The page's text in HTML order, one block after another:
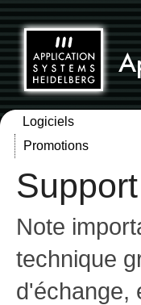
Logiciels
Promotions
Note
technique
d'échange,